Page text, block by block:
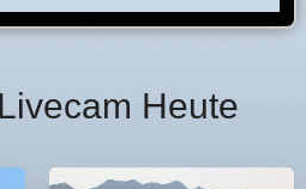
Heute